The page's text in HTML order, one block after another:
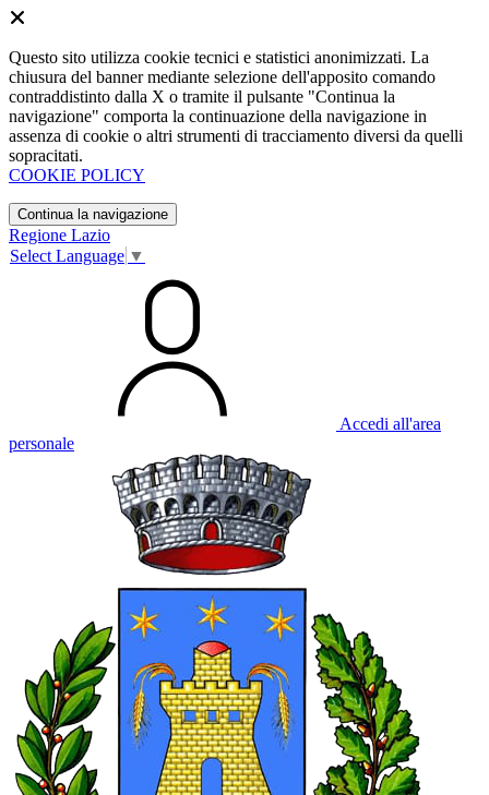
Questo sito utilizza cookie tecnici e statistici anonimizzati. La
chiusura del banner mediante selezione dell'apposito comando
contraddistinto dalla X o tramite il pulsante "Continua la
navigazione" comporta la continuazione della navigazione in
assenza di cookie o altri strumenti di tracciamento diversi da quelli
sopracitati.
COOKIE POLICY
Continua la navigazione
Regione Lazio
Select Language ▼
Accedi all'area
personale